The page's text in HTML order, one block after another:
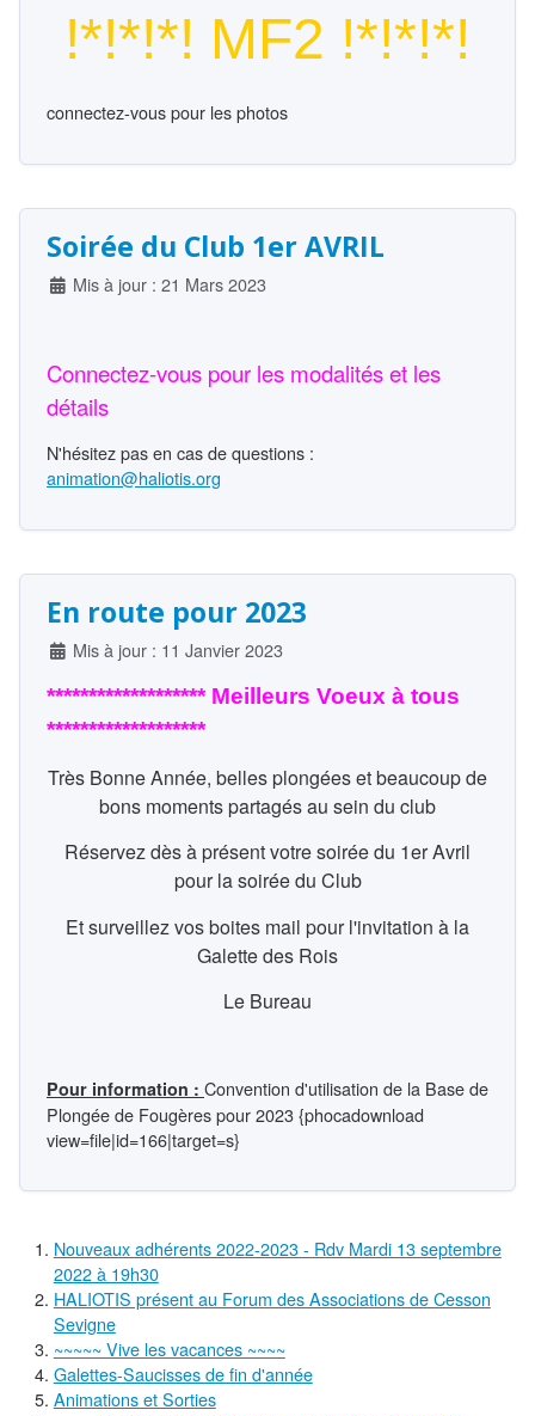
!*!*!*! MF2 !*!*!*!
connectez-vous pour les photos
Soirée du Club 1er AVRIL
DétailsMis à jour : 21 Mars 2023
Connectez-vous pour les modalités et les
détails
N'hésitez pas en cas de questions :
animation@haliotis.org
En route pour 2023
DétailsMis à jour : 11 Janvier 2023
******************* Meilleurs Voeux à tous
*******************
Très Bonne Année, belles plongées et beaucoup de
bons moments partagés au sein du club
Réservez dès à présent votre soirée du 1er Avril
pour la soirée du Club
Et surveillez vos boites mail pour l'invitation à la
Galette des Rois
Le Bureau
Pour information : Convention d'utilisation de la Base de
Plongée de Fougères pour 2023 {phocadownload
view=file|id=166|target=s}
Nouveaux adhérents 2022-2023 - Rdv Mardi 13 septembre
2022 à 19h30
HALIOTIS présent au Forum des Associations de Cesson
Sevigne
~~~~~ Vive les vacances ~~~~
Galettes-Saucisses de fin d'année
Animations et Sorties